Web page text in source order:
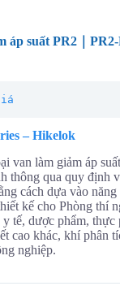
áp suất PR2｜
– Hikelok
van làm giảm áp
thông qua quy định
cách dựa vào
kế cho Phòng thí
tế, dược phẩm,
cao khác, khí phân
nghiệp.